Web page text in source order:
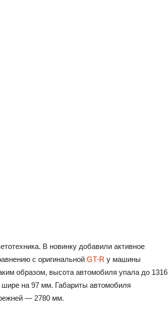
В новинку добавили активное
с оригинальной GT-R у машины
образом, высота автомобиля упала до 1316
на 97 мм. Габариты автомобиля
— 2780 мм.